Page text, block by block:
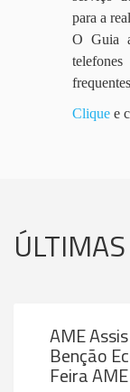
para a
O Guia
Clique e
ÚLTIMAS
AME
Benção
Feira